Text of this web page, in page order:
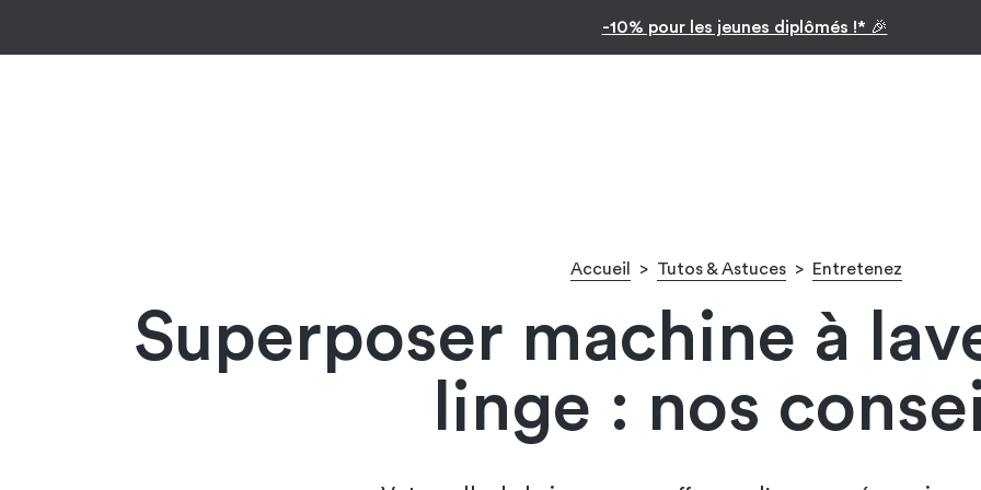
Facilitez vos achats avec le
Inspiration par
Accueil > Tutos & Astuces > Entretenez
Superposer machine à
linge : nos